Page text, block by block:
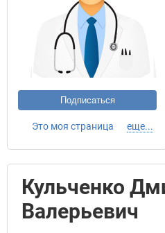
Подписаться
Это моя страница еще...
Кульченко
Валерьевич